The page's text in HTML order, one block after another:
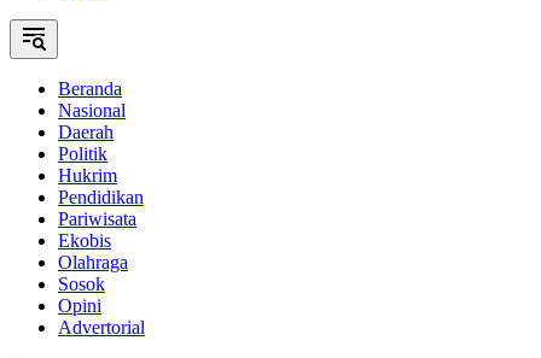
Beranda
Nasional
Daerah
Politik
Hukrim
Pendidikan
Pariwisata
Ekobis
Olahraga
Sosok
Opini
Advertorial